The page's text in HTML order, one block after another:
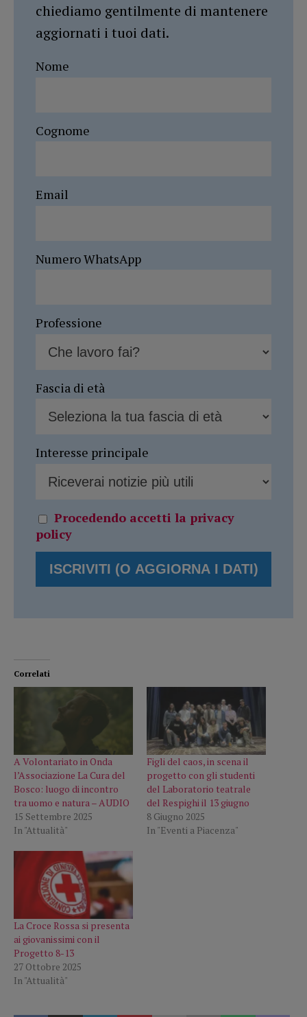
chiediamo gentilmente di mantenere
aggiornati i tuoi dati.
Nome
Cognome
Email
Numero WhatsApp
Professione
Fascia di età
Interesse principale
Procedendo accetti la privacy
policy
Correlati
A Volontariato in Onda
l’Associazione La Cura del
Bosco: luogo di incontro
tra uomo e natura – AUDIO
15 Settembre 2025
In "Attualità"
Figli del caos, in scena il
progetto con gli studenti
del Laboratorio teatrale
del Respighi il 13 giugno
8 Giugno 2025
In "Eventi a Piacenza"
La Croce Rossa si presenta
ai giovanissimi con il
Progetto 8-13
27 Ottobre 2025
In "Attualità"